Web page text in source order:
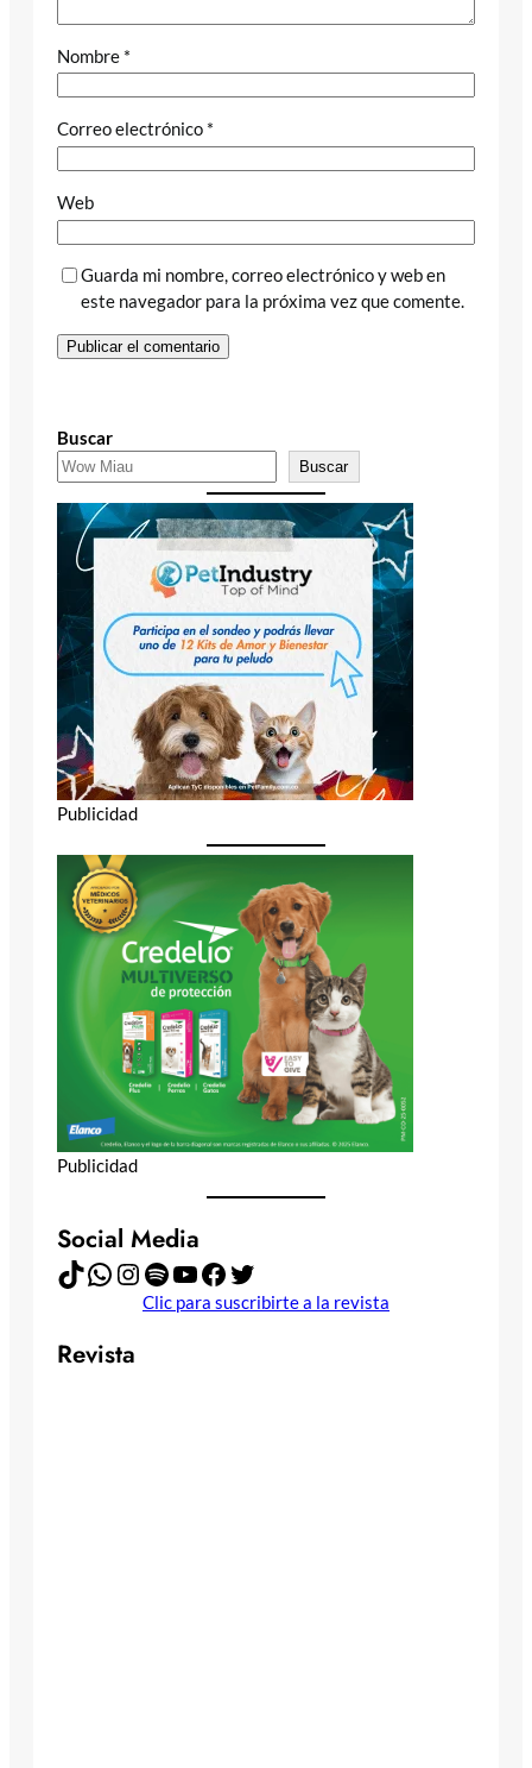
Nombre *
Correo electrónico *
Web
Guarda mi nombre, correo electrónico y web en
este navegador para la próxima vez que comente.
Buscar
Buscar
Publicidad
Publicidad
Social Media
TikTok WhatsApp Instagram Spotify YouTube Facebook Twitter
Clic para suscribirte a la revista
Revista